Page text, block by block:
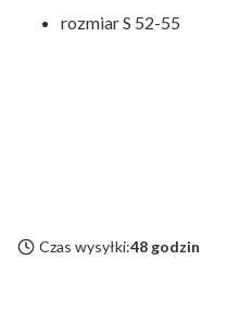
rozmiar S 52-55
Czas wysyłki:48 godzin